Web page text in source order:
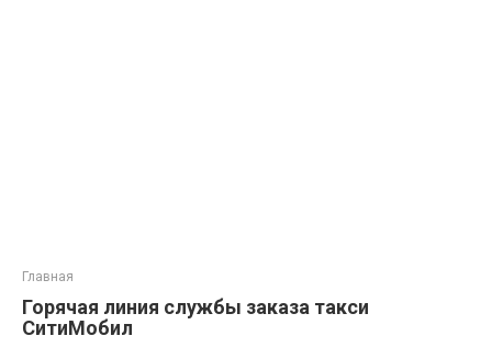
Главная
Горячая линия службы заказа такси
СитиМобил